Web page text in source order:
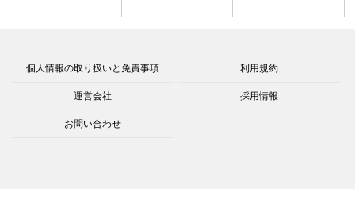
個人情報の取り扱いと免責事項 利用規約
運営会社 採用情報
お問い合わせ